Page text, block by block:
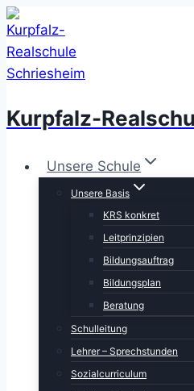
Zum
Inhalt
springen
Kurpfalz-
Unsere Schule
Unsere Basis
KRS konkret
Leitprinzipien
Bildungsauftrag
Bildungsplan
Beratung
Schulleitung
Lehrer – Sprechstunden
Sozialcurriculum